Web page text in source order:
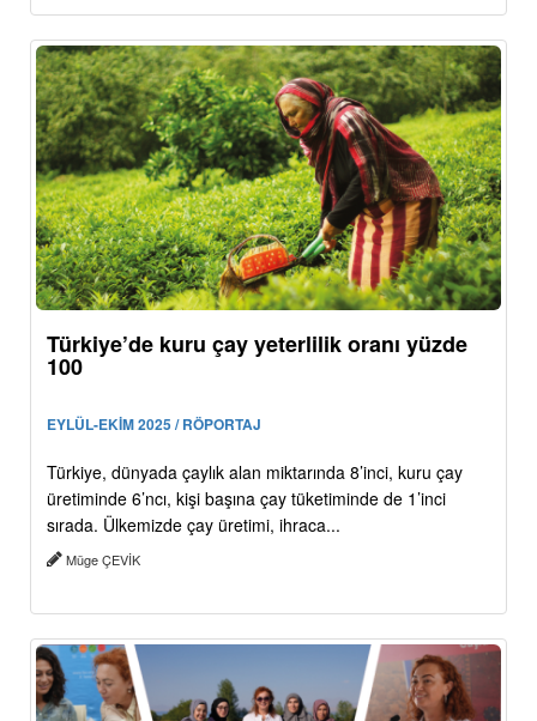
Türkiye’de kuru çay yeterlilik oranı yüzde
100
EYLÜL-EKİM 2025 / RÖPORTAJ
Türkiye, dünyada çaylık alan miktarında 8’inci, kuru çay
üretiminde 6’ncı, kişi başına çay tüketiminde de 1’inci
sırada. Ülkemizde çay üretimi, ihraca...
Müge ÇEVİK